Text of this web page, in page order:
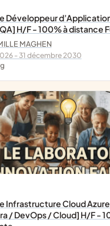
Développeur
H/F - 100% à distance
MAGHEN
- 31 décembre 2030
Infrastructure Cloud
/ DevOps / Cloud] H/F -